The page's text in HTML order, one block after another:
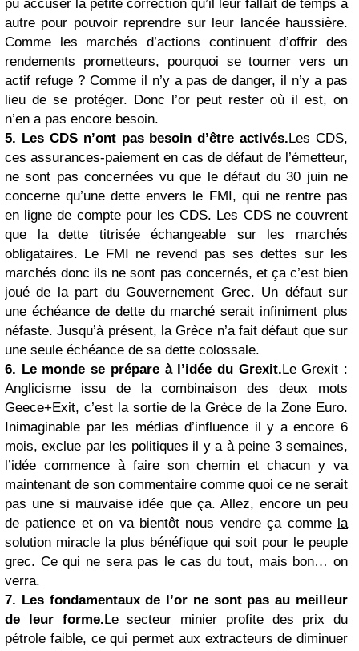
pu accuser la petite correction qu’il leur fallait de temps à
autre pour pouvoir reprendre sur leur lancée haussière.
Comme les marchés d’actions continuent d’offrir des
rendements prometteurs, pourquoi se tourner vers un
actif refuge ? Comme il n’y a pas de danger, il n’y a pas
lieu de se protéger. Donc l’or peut rester où il est, on
n’en a pas encore besoin.
5. Les CDS n’ont pas besoin d’être activés.Les CDS,
ces assurances-paiement en cas de défaut de l’émetteur,
ne sont pas concernées vu que le défaut du 30 juin ne
concerne qu’une dette envers le FMI, qui ne rentre pas
en ligne de compte pour les CDS. Les CDS ne couvrent
que la dette titrisée échangeable sur les marchés
obligataires. Le FMI ne revend pas ses dettes sur les
marchés donc ils ne sont pas concernés, et ça c’est bien
joué de la part du Gouvernement Grec. Un défaut sur
une échéance de dette du marché serait infiniment plus
néfaste. Jusqu’à présent, la Grèce n’a fait défaut que sur
une seule échéance de sa dette colossale.
6. Le monde se prépare à l’idée du Grexit.Le Grexit :
Anglicisme issu de la combinaison des deux mots
Geece+Exit, c’est la sortie de la Grèce de la Zone Euro.
Inimaginable par les médias d’influence il y a encore 6
mois, exclue par les politiques il y a à peine 3 semaines,
l’idée commence à faire son chemin et chacun y va
maintenant de son commentaire comme quoi ce ne serait
pas une si mauvaise idée que ça. Allez, encore un peu
de patience et on va bientôt nous vendre ça comme la
solution miracle la plus bénéfique qui soit pour le peuple
grec. Ce qui ne sera pas le cas du tout, mais bon… on
verra.
7. Les fondamentaux de l’or ne sont pas au meilleur
de leur forme.Le secteur minier profite des prix du
pétrole faible, ce qui permet aux extracteurs de diminuer